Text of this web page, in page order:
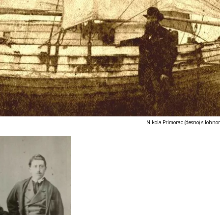
Nikola Primorac (desno) s